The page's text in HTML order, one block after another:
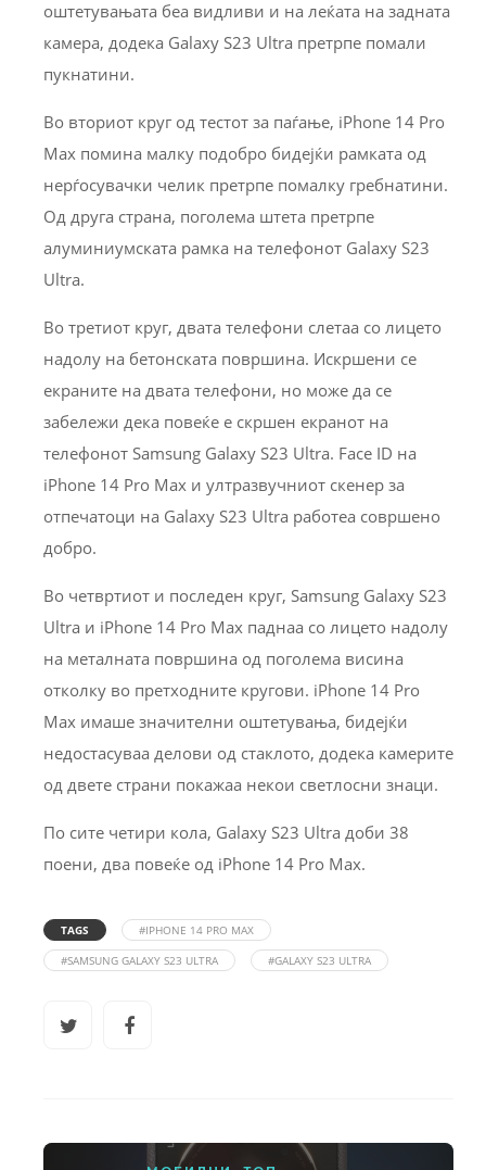
оштетувањата беа видливи и на леќата на задната
камера, додека Galaxy S23 Ultra претрпе помали
пукнатини.
Во вториот круг од тестот за паѓање, iPhone 14 Pro
Max помина малку подобро бидејќи рамката од
нерѓосувачки челик претрпе помалку гребнатини.
Од друга страна, поголема штета претрпе
алуминиумската рамка на телефонот Galaxy S23
Ultra.
Во третиот круг, двата телефони слетаа со лицето
надолу на бетонската површина. Искршени се
екраните на двата телефони, но може да се
забележи дека повеќе е скршен екранот на
телефонот Samsung Galaxy S23 Ultra. Face ID на
iPhone 14 Pro Max и ултразвучниот скенер за
отпечатоци на Galaxy S23 Ultra работеа совршено
добро.
Во четвртиот и последен круг, Samsung Galaxy S23
Ultra и iPhone 14 Pro Max паднаа со лицето надолу
на металната површина од поголема висина
отколку во претходните кругови. iPhone 14 Pro
Max имаше значителни оштетувања, бидејќи
недостасуваа делови од стаклото, додека камерите
од двете страни покажаа некои светлосни знаци.
По сите четири кола, Galaxy S23 Ultra доби 38
поени, два повеќе од iPhone 14 Pro Max.
TAGS
#IPHONE 14 PRO MAX
#SAMSUNG GALAXY S23 ULTRA
#GALAXY S23 ULTRA